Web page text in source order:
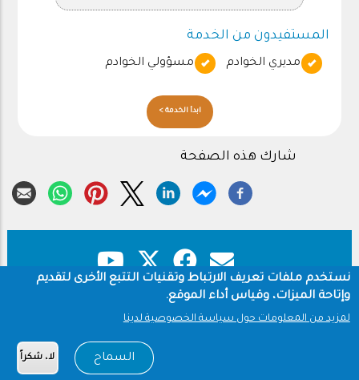
المستفيدون من الخدمة
مديري الخوادم مسؤولي الخوادم
ابدأ الخدمة >
شارك هذه الصفحة
Footer
نستخدم ملفات تعريف الارتباط وتقنيات التتبع الأخرى لتقديم
وإتاحة الميزات، وقياس أداء الموقع.
لمزيد من المعلومات حول سياسة الخصوصية لدينا
السماح لا، شكراً